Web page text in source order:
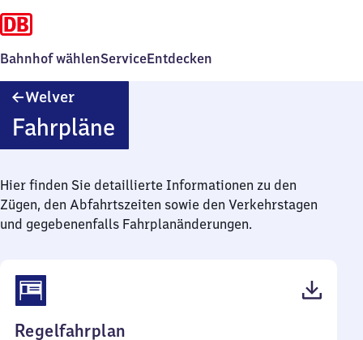
Bahnhof wählenServiceEntdecken
Welver
Fahrpläne
Hier finden Sie detaillierte Informationen zu den
Zügen, den Abfahrtszeiten sowie den Verkehrstagen
und gegebenenfalls Fahrplanänderungen.
Regelfahrplan